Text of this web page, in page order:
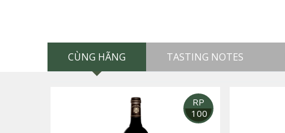
CÙNG HÃNG TASTING NOTES
RP
100